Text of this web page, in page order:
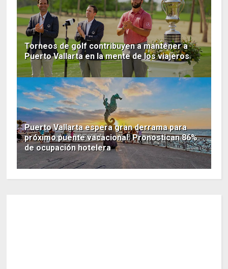
Torneos de golf contribuyen a mantener a
Puerto Vallarta en la mente de los viajeros
Puerto Vallarta espera gran derrama para
próximo puente vacacional: Pronostican 86%
de ocupación hotelera